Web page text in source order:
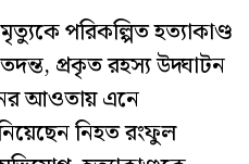
পরিকল্পিত হত্যাকাণ্ড
প্রকৃত রহস্য উদ্ঘাটন
আওতায় এনে
নিহত রংফুল